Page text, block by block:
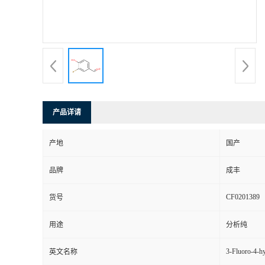
产品详请
产地 国产
品牌 成丰
货号 CF0201389
用途 分析纯
英文名称 3-Fluoro-4-